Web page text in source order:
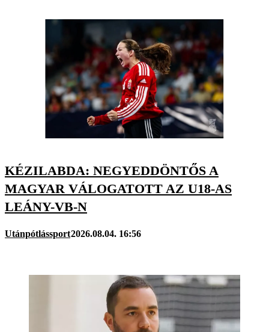
KÉZILABDA: NEGYEDDÖNTŐS A
MAGYAR VÁLOGATOTT AZ U18-AS
LEÁNY-VB-N
Utánpótlássport2026.08.04. 16:56